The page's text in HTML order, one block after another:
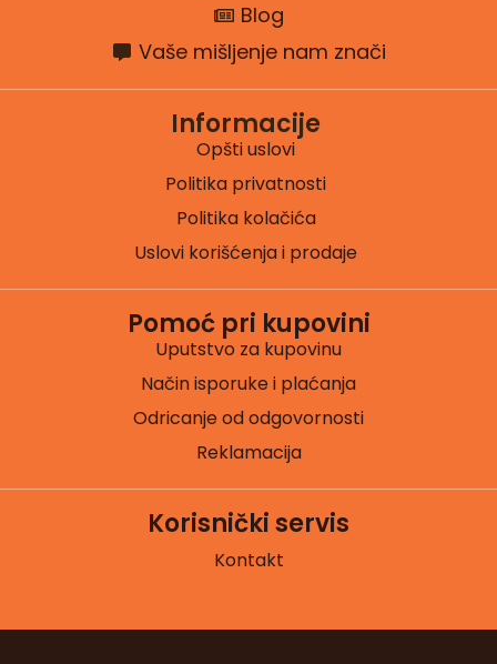
Blog
Vaše mišljenje nam znači
Informacije
Opšti uslovi
Politika privatnosti
Politika kolačića
Uslovi korišćenja i prodaje
Pomoć pri kupovini
Uputstvo za kupovinu
Način isporuke i plaćanja
Odricanje od odgovornosti
Reklamacija
Korisnički servis
Kontakt